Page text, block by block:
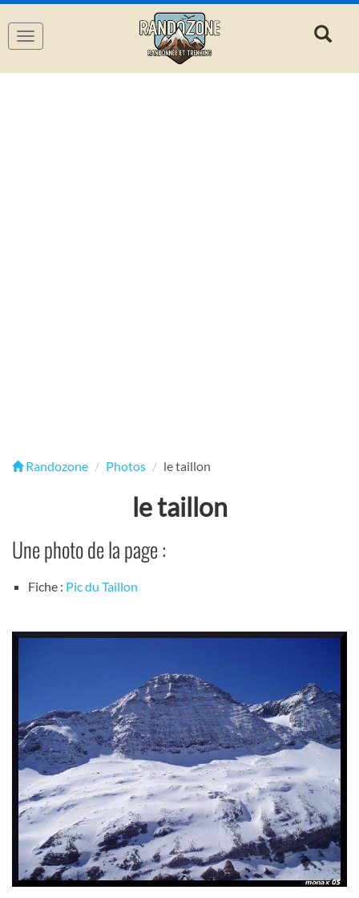
Navigation
Randozone Photos le taillon
le taillon
Une photo de la page :
Fiche : Pic du Taillon